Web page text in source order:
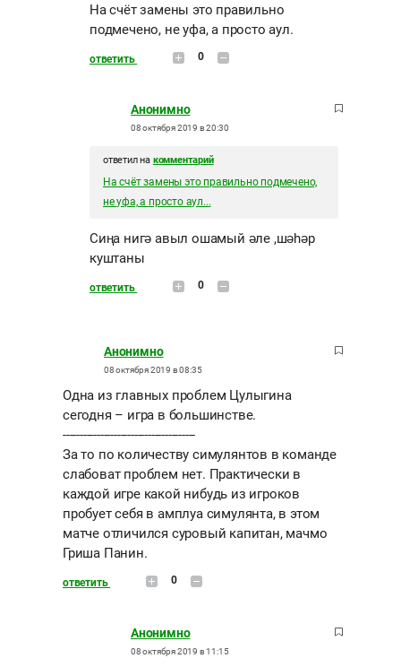
На счёт замены это правильно
подмечено, не уфа, а просто аул.
ответить 0
Анонимно
08 октября 2019 в 20:30
ответил на комментарий
На счёт замены это правильно подмечено,
не уфа, а просто аул...
Сиңа нигә авыл ошамый әле ,шәhәр
куштаны
ответить 0
Анонимно
08 октября 2019 в 08:35
Одна из главных проблем Цулыгина
сегодня – игра в большинстве.
---------------------------------------
За то по количеству симулянтов в команде
слабоват проблем нет. Практически в
каждой игре какой нибудь из игроков
пробует себя в амплуа симулянта, в этом
матче отличился суровый капитан, мачмо
Гриша Панин.
ответить 0
Анонимно
08 октября 2019 в 11:15